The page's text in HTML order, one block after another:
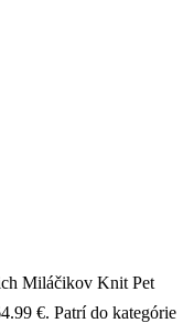
Miláčikov Knit Pet
€. Patrí do kategórie